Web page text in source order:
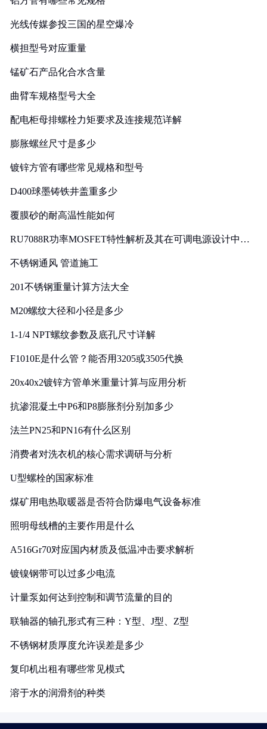
光线传媒参投三国的星空爆冷
横担型号对应重量
锰矿石产品化合水含量
曲臂车规格型号大全
配电柜母排螺栓力矩要求及连接规范详解
膨胀螺丝尺寸是多少
镀锌方管有哪些常见规格和型号
D400球墨铸铁井盖重多少
覆膜砂的耐高温性能如何
RU7088R功率MOSFET特性解析及其在可调电源设计中的
不锈钢通风 管道施工
201不锈钢重量计算方法大全
M20螺纹大径和小径是多少
1-1/4 NPT螺纹参数及底孔尺寸详解
F1010E是什么管？能否用3205或3505代换
20x40x2镀锌方管单米重量计算与应用分析
抗渗混凝土中P6和P8膨胀剂分别加多少
法兰PN25和PN16有什么区别
消费者对洗衣机的核心需求调研与分析
U型螺栓的国家标准
煤矿用电热取暖器是否符合防爆电气设备标准
照明母线槽的主要作用是什么
A516Gr70对应国内材质及低温冲击要求解析
镀镍钢带可以过多少电流
计量泵如何达到控制和调节流量的目的
联轴器的轴孔形式有三种：Y型、J型、Z型
不锈钢材质厚度允许误差是多少
复印机出租有哪些常见模式
溶于水的润滑剂的种类